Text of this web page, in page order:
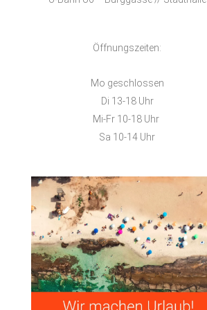
Öffnungszeiten:
Mo geschlossen
Di 13-18 Uhr
Mi-Fr 10-18 Uhr
Sa 10-14 Uhr